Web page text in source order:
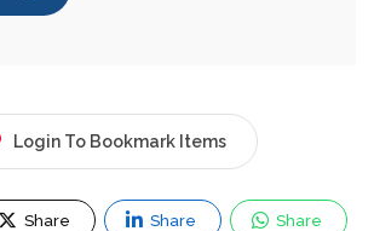
Login To Bookmark Items
Share Share Share